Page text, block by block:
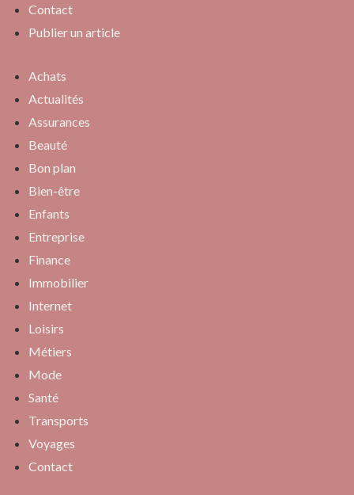
Contact
Publier un article
Achats
Actualités
Assurances
Beauté
Bon plan
Bien-être
Enfants
Entreprise
Finance
Immobilier
Internet
Loisirs
Métiers
Mode
Santé
Transports
Voyages
Contact